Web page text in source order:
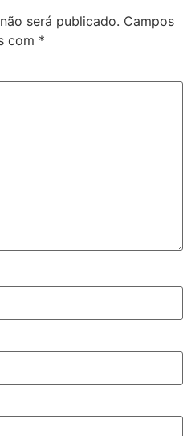
será publicado. Campos
com *